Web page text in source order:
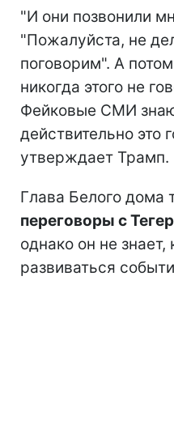
"И они позвонили
"Пожалуйста, не
поговорим". А
никогда этого не
Фейковые СМИ
действительно это
утверждает Трамп.
Глава Белого дома
переговоры с
однако он не
развиваться